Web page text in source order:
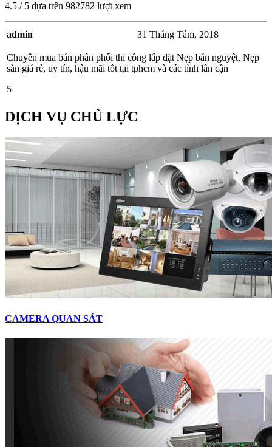
4.5 / 5 dựa trên 982782 lượt xem
admin 31 Tháng Tám, 2018
Chuyên mua bán phân phối thi công lắp đặt Nẹp bán nguyệt, Nẹp
sàn giá rẻ, uy tín, hậu mãi tốt tại tphcm và các tỉnh lân cận
5
DỊCH VỤ CHỦ LỰC
CAMERA QUAN SÁT